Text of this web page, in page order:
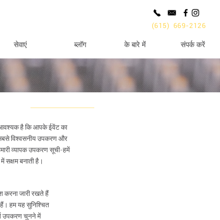
(615) 669-2126
सेवाएं ब्लॉग के बारे में संपर्क करें
आवश्यक है कि आपके ईवेंट का
विश्वसनीय उपकरण और
व्यापक उपकरण सूची-हमें
बनाती है।
करना जारी रखते हैं
हम यह सुनिश्चित
उपकरण चुनने में